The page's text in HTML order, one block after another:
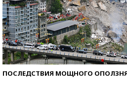
ПОСЛЕДСТВИЯ МОЩНОГО